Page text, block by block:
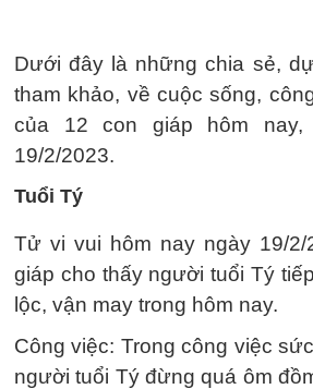
Dưới đây là những chia sẻ,
tham khảo, về cuộc sống,
của 12 con giáp hôm nay,
19/2/2023.
Tuổi Tý
Tử vi vui hôm nay ngày 19/2/
giáp cho thấy người tuổi Tý
lộc, vận may trong hôm nay.
Công việc: Trong công việc
người tuổi Tý đừng quá ôm